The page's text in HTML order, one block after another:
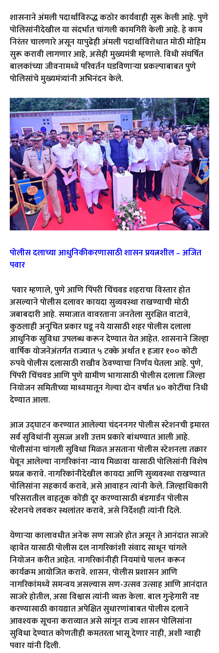
शासनाने अंमली पदार्थाविरुद्ध कठोर कार्यवाही सुरू केली आहे. पुणे
पोलिसांनीदेखील या संदर्भात चांगली कामगिरी केली आहे. हे काम
निरंतर चालणारे असून यापुढेही अंमली पदार्थाविरोधात मोठी मोहिम
सुरू करावी लागणार आहे, असेही मुख्यमंत्री म्हणाले. विधी संघर्षित
बालकांच्या जीवनामध्ये परिवर्तन घडविणाऱ्या प्रकल्पाबाबत पुणे
पोलिसांचे मुख्यमंत्र्यांनी अभिनंदन केले.
पोलीस दलाच्या आधुनिकीकरणासाठी शासन प्रयत्नशील – अजित
पवार
पवार म्हणाले, पुणे आणि पिंपरी चिंचवड शहराचा विस्तार होत
असल्याने पोलीस दलावर कायदा सुव्यवस्था राखण्याची मोठी
जबाबदारी आहे. समाजात वावरताना जनतेला सुरक्षित वाटावे,
कुठलाही अनुचित प्रकार घडू नये यासाठी शहर पोलीस दलाला
आधुनिक सुविधा उपलब्ध करून देण्यात येत आहेत. शासनाने जिल्हा
वार्षिक योजनेअंतर्गत राज्यात ५ टक्के अर्थात १ हजार १०० कोटी
रुपये पोलीस दलासाठी राखीव ठेवण्याचा निर्णय घेतला आहे. पुणे,
पिंपरी चिंचवड आणि पुणे ग्रामीण भागासाठी पोलीस दलाला जिल्हा
नियोजन समितीच्या माध्यमातून गेल्या दोन वर्षात ४० कोटींचा निधी
देण्यात आला.
आज उद्घाटन करण्यात आलेल्या चंदननगर पोलीस स्टेशनची इमारत
सर्व सुविधांनी सुसज्ज अशी उत्तम प्रकारे बांधण्यात आली आहे.
पोलीसांना चांगली सुविधा मिळत असताना पोलीस स्टेशनला तक्रार
घेवून आलेल्या नागरिकांना न्याय मिळावा यासाठी पोलिसांनी विशेष
प्रयत्न करावे. नागरिकांनीदेखील कायदा आणि सुव्यवस्था राखण्यात
पोलिसांना सहकार्य करावे, असे आवाहन त्यांनी केले. जिल्हाधिकारी
परिसरातील वाहतूक कोंडी दूर करण्यासाठी बंडगार्डन पोलीस
स्टेशनचे लवकर स्थलांतर करावे, असे निर्देशही त्यांनी दिले.
येणाऱ्या कालावधीत अनेक सण साजरे होत असून ते आनंदात साजरे
व्हावेत यासाठी पोलीस दल नागरिकांशी संवाद साधून चांगले
नियोजन करीत आहेत. नागरिकांनीही नियमांचे पालन करून
कार्यक्रम आयोजित करावे. शासन, पोलीस प्रशासन आणि
नागरिकांमध्ये समन्वय असल्यास सण-उत्सव उत्साह आणि आनंदात
साजरे होतील, असा विश्वास त्यांनी व्यक्त केला. बाल गुन्हेगारी नष्ट
करण्यासाठी कायद्यात अपेक्षित सुधारणांबाबत पोलीस दलाने
आवश्यक सूचना कराव्यात असे सांगून राज्य शासन पोलिसांना
सुविधा देण्यात कोणतीही कमतरता भासू देणार नाही, अशी ग्वाही
पवार यांनी दिली.